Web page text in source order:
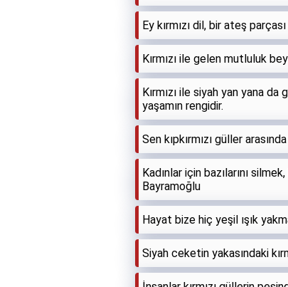
Ey kırmızı dil, bir ateş
Kırmızı ile gelen mutluluk
Kırmızı ile siyah yan yana da
yaşamın rengidir.
Sen kıpkırmızı güller
Kadınlar için bazılarını
Bayramoğlu
Hayat bize hiç yeşil ışık
Siyah ceketin yakasındaki